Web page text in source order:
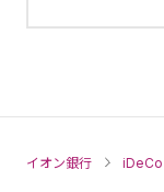
イオン銀行 iDeCo